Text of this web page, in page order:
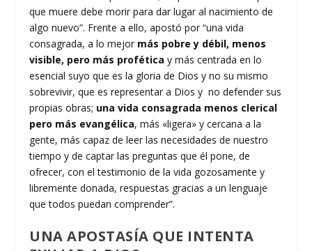
que muere debe morir para dar lugar al nacimiento de
algo nuevo”. Frente a ello, apostó por “una vida
consagrada, a lo mejor más pobre y débil, menos
visible, pero más profética y más centrada en lo
esencial suyo que es la gloria de Dios y no su mismo
sobrevivir, que es representar a Dios y no defender sus
propias obras; una vida consagrada menos clerical
pero más evangélica, más «ligera» y cercana a la
gente, más capaz de leer las necesidades de nuestro
tiempo y de captar las preguntas que él pone, de
ofrecer, con el testimonio de la vida gozosamente y
libremente donada, respuestas gracias a un lenguaje
que todos puedan comprender”.
UNA APOSTASÍA QUE INTENTA